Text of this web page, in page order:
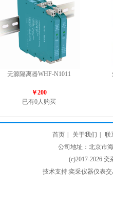
无源隔离器WHF-N1011
￥200
已有0人购买
首页 关于我们
联
公司地址：北京市
(c)2017-2026
技术支持:奕采仪器仪表